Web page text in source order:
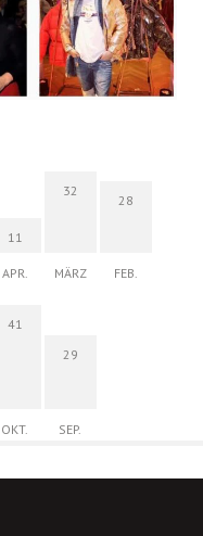
11
APR.
32
MÄRZ
28
FEB.
41
OKT.
29
SEP.